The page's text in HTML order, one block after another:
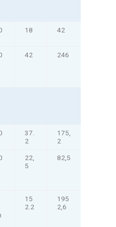
18 42
42 246
37.
2
175,
2
22,
5
82,5
15
2.2
195
2,6